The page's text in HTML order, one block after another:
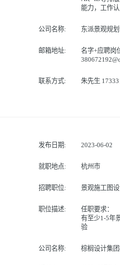
能力，工作
公司名称: 东派景观规
邮箱地址:
名字+应聘岗
联系方式: 朱先生
发布日期: 2023-06-02
就职地点: 杭州市
招聘职位: 景观施工图设
职位描述:
任职要求：
有至少1-5年
验
公司名称: 棕榈设计集